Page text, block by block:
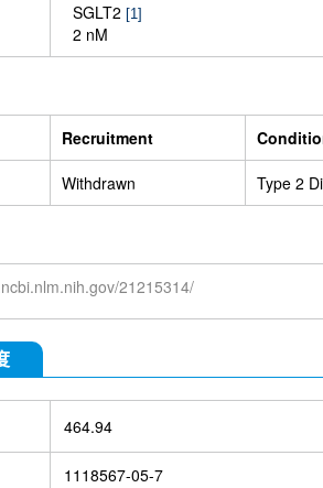
SGLT2 [1]
2 nM
Recruitment
Withdrawn Type 2
21215314/
464.94
1118567-05-7